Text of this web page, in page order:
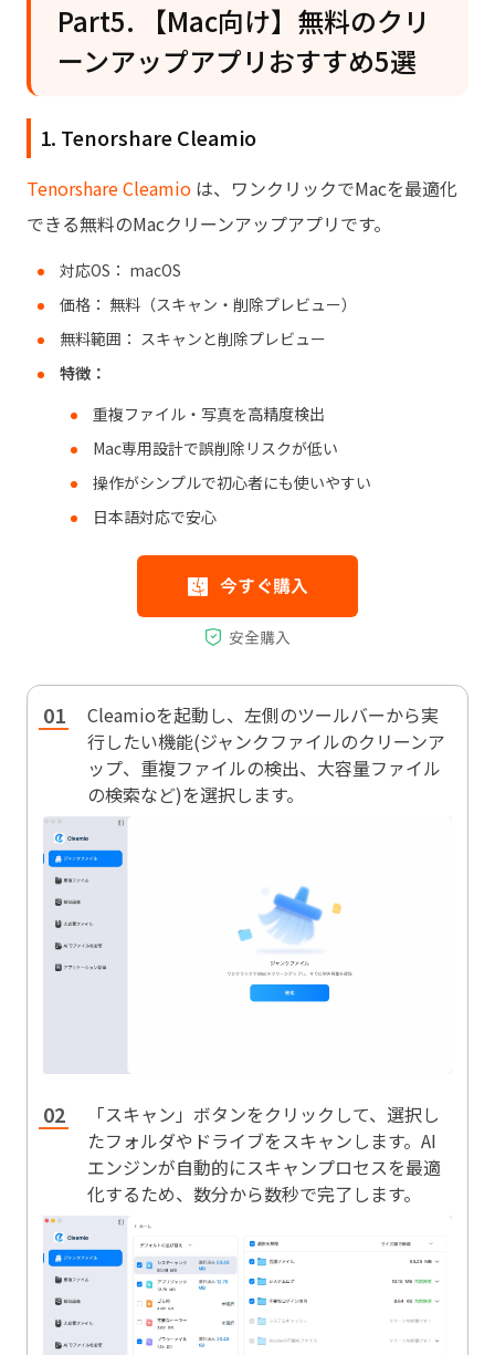
Part5. 【Mac向け】無料のクリ
ーンアップアプリおすすめ5選
1. Tenorshare Cleamio
Tenorshare Cleamio は、ワンクリックでMacを最適化
できる無料のMacクリーンアップアプリです。
対応OS： macOS
価格： 無料（スキャン・削除プレビュー）
無料範囲： スキャンと削除プレビュー
特徴：
重複ファイル・写真を高精度検出
Mac専用設計で誤削除リスクが低い
操作がシンプルで初心者にも使いやすい
日本語対応で安心
Cleamioを起動し、左側のツールバーから実
行したい機能(ジャンクファイルのクリーンア
ップ、重複ファイルの検出、大容量ファイル
の検索など)を選択します。
「スキャン」ボタンをクリックして、選択し
たフォルダやドライブをスキャンします。AI
エンジンが自動的にスキャンプロセスを最適
化するため、数分から数秒で完了します。